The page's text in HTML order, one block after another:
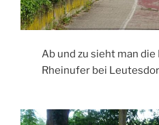
Ab und zu sieht man
Rheinufer bei